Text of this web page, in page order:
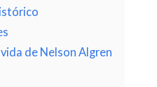
de Nelson Algren